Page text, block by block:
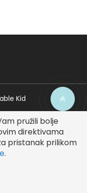
pružili bolje
direktivama
pristanak prilikom
.
Kid